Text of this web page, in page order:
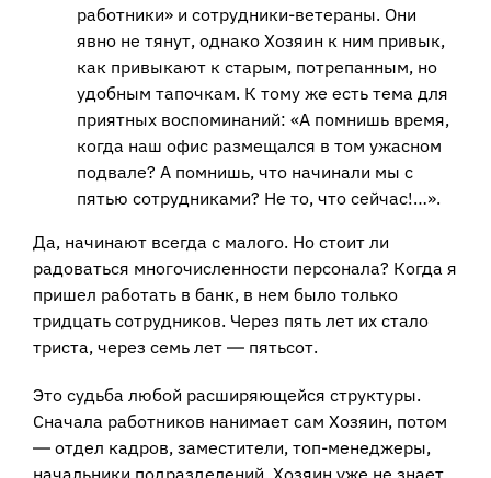
работники» и сотрудники-ветераны. Они
явно не тянут, однако Хозяин к ним привык,
как привыкают к старым, потрепанным, но
удобным тапочкам. К тому же есть тема для
приятных воспоминаний: «А помнишь время,
когда наш офис размещался в том ужасном
подвале? А помнишь, что начинали мы с
пятью сотрудниками? Не то, что сейчас!…».
Да, начинают всегда с малого. Но стоит ли
радоваться многочисленности персонала? Когда я
пришел работать в банк, в нем было только
тридцать сотрудников. Через пять лет их стало
триста, через семь лет ― пятьсот.
Это судьба любой расширяющейся структуры.
Сначала работников нанимает сам Хозяин, потом
― отдел кадров, заместители, топ-менеджеры,
начальники подразделений. Хозяин уже не знает,